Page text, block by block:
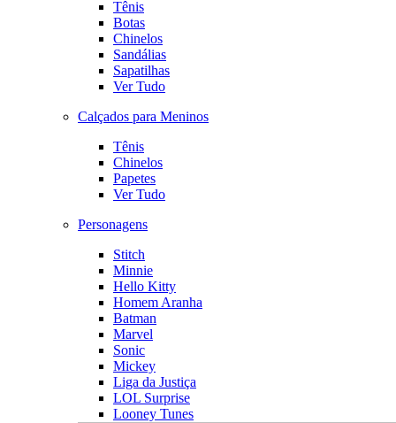
Tênis
Botas
Chinelos
Sandálias
Sapatilhas
Ver Tudo
Calçados para Meninos
Tênis
Chinelos
Papetes
Ver Tudo
Personagens
Stitch
Minnie
Hello Kitty
Homem Aranha
Batman
Marvel
Sonic
Mickey
Liga da Justiça
LOL Surprise
Looney Tunes